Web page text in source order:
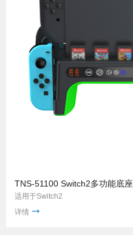
TNS-51100 Switch2多功能底座
适用于Switch2
详情